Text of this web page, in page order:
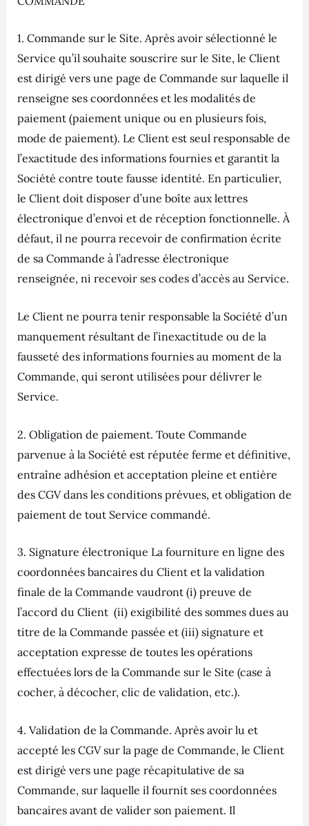
1. Commande sur le Site. Après avoir sélectionné le
Service qu’il souhaite souscrire sur le Site, le Client
est dirigé vers une page de Commande sur laquelle il
renseigne ses coordonnées et les modalités de
paiement (paiement unique ou en plusieurs fois,
mode de paiement). Le Client est seul responsable de
l’exactitude des informations fournies et garantit la
Société contre toute fausse identité. En particulier,
le Client doit disposer d’une boîte aux lettres
électronique d’envoi et de réception fonctionnelle. À
défaut, il ne pourra recevoir de confirmation écrite
de sa Commande à l’adresse électronique
renseignée, ni recevoir ses codes d’accès au Service.
Le Client ne pourra tenir responsable la Société d’un
manquement résultant de l’inexactitude ou de la
fausseté des informations fournies au moment de la
Commande, qui seront utilisées pour délivrer le
Service.
2. Obligation de paiement. Toute Commande
parvenue à la Société est réputée ferme et définitive,
entraîne adhésion et acceptation pleine et entière
des CGV dans les conditions prévues, et obligation de
paiement de tout Service commandé.
3. Signature électronique La fourniture en ligne des
coordonnées bancaires du Client et la validation
finale de la Commande vaudront (i) preuve de
l’accord du Client (ii) exigibilité des sommes dues au
titre de la Commande passée et (iii) signature et
acceptation expresse de toutes les opérations
effectuées lors de la Commande sur le Site (case à
cocher, à décocher, clic de validation, etc.).
4. Validation de la Commande. Après avoir lu et
accepté les CGV sur la page de Commande, le Client
est dirigé vers une page récapitulative de sa
Commande, sur laquelle il fournit ses coordonnées
bancaires avant de valider son paiement. Il